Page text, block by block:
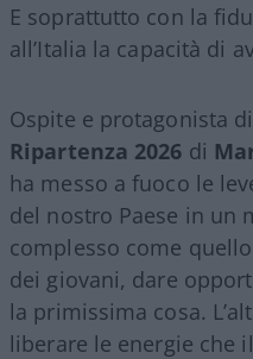
E soprattutto con la
all’Italia la capacità di
Ospite e protagonista
Ripartenza 2026 di
ha messo a fuoco le
del nostro Paese in un
complesso come
dei giovani, dare
la primissima cosa.
liberare le energie che